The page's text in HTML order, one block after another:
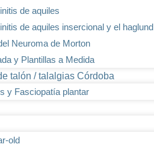
de aquiles
de aquiles insercional y el haglund
Neuroma de Morton
y Plantillas a Medida
talón / talalgias Córdoba
y Fasciopatía plantar
old